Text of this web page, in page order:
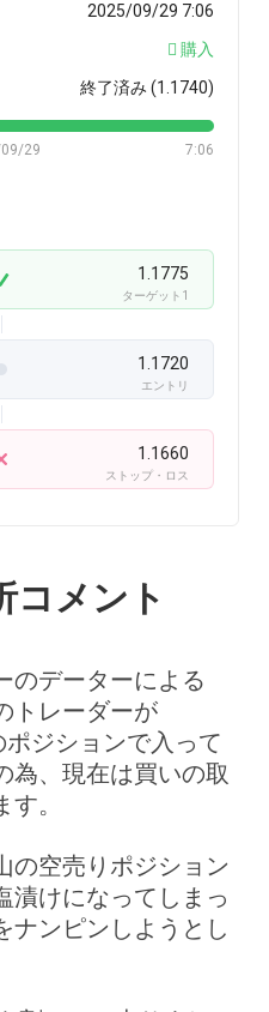
2025/09/29 7:06
購入
終了済み (1.1740)
7:06
29
1.1775
ターゲット1
1.1720
エントリ
1.1660
ストップ・ロス
コメント
のデーターによる
トレーダーが
ポジションで入って
為、現在は買いの取
。
の空売りポジション
漬けになってしまっ
ナンピンしようとし